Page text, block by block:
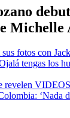
Michelle
fotos con
tengas los
revelen
‘Nada